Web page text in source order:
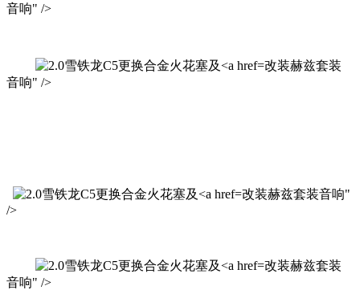
音响" />
改装赫兹套装
音响" />
改装赫兹套装音响"
/>
改装赫兹套装
音响" />